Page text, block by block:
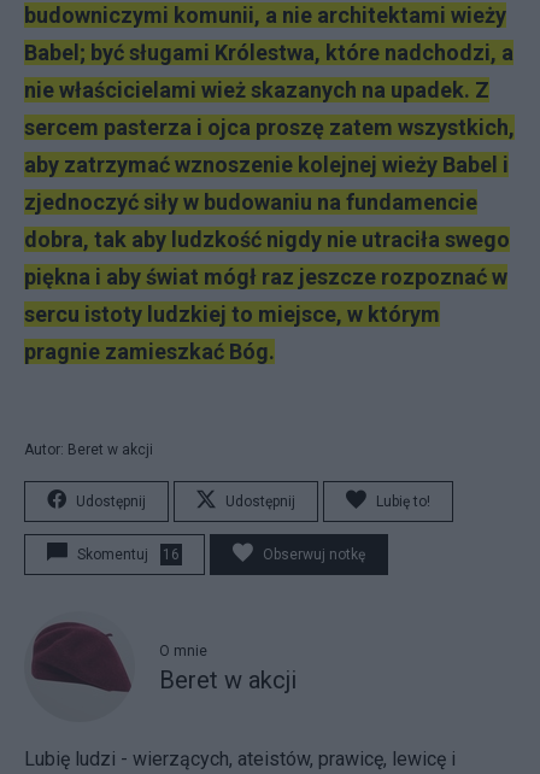
budowniczymi komunii, a nie architektami wieży
Babel; być sługami Królestwa, które nadchodzi, a
nie właścicielami wież skazanych na upadek. Z
sercem pasterza i ojca proszę zatem wszystkich,
aby zatrzymać wznoszenie kolejnej wieży Babel i
zjednoczyć siły w budowaniu na fundamencie
dobra, tak aby ludzkość nigdy nie utraciła swego
piękna i aby świat mógł raz jeszcze rozpoznać w
sercu istoty ludzkiej to miejsce, w którym
pragnie zamieszkać Bóg.
Autor: Beret w akcji
Udostępnij Udostępnij Lubię to!
Skomentuj 16 Obserwuj notkę
O mnie
Beret w akcji
Lubię ludzi - wierzących, ateistów, prawicę, lewicę i